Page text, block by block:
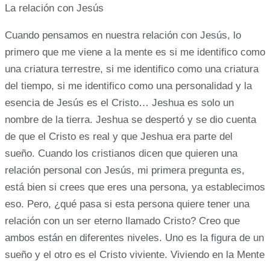
La relación con Jesús
Cuando pensamos en nuestra relación con Jesús, lo
primero que me viene a la mente es si me identifico como
una criatura terrestre, si me identifico como una criatura
del tiempo, si me identifico como una personalidad y la
esencia de Jesús es el Cristo… Jeshua es solo un
nombre de la tierra. Jeshua se despertó y se dio cuenta
de que el Cristo es real y que Jeshua era parte del
sueño. Cuando los cristianos dicen que quieren una
relación personal con Jesús, mi primera pregunta es,
está bien si crees que eres una persona, ya establecimos
eso. Pero, ¿qué pasa si esta persona quiere tener una
relación con un ser eterno llamado Cristo? Creo que
ambos están en diferentes niveles. Uno es la figura de un
sueño y el otro es el Cristo viviente. Viviendo en la Mente